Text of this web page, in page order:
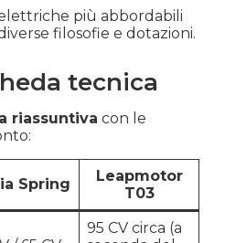
più abbordabili
filosofie e dotazioni.
tecnica
riassuntiva con le
Spring
Leapmotor
T03
95 CV circa (a